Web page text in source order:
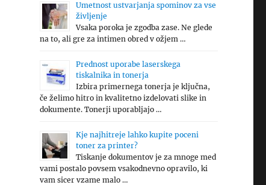
Umetnost ustvarjanja spominov za vse
življenje
Vsaka poroka je zgodba zase. Ne glede
na to, ali gre za intimen obred v ožjem …
Prednost uporabe laserskega
tiskalnika in tonerja
Izbira primernega tonerja je ključna,
če želimo hitro in kvalitetno izdelovati slike in
dokumente. Tonerji uporabljajo …
Kje najhitreje lahko kupite poceni
toner za printer?
Tiskanje dokumentov je za mnoge med
vami postalo povsem vsakodnevno opravilo, ki
vam sicer vzame malo …